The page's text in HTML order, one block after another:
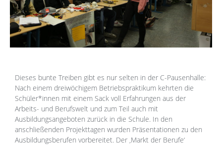
Dieses bunte Treiben gibt es nur selten in der C-Pausenhalle:
Nach einem dreiwöchigem Betriebspraktikum kehrten die
Schüler*innen mit einem Sack voll Erfahrungen aus der
Arbeits- und Berufswelt und zum Teil auch mit
Ausbildungsangeboten zurück in die Schule. In den
anschließenden Projekttagen wurden Präsentationen zu den
Ausbildungsberufen vorbereitet. Der ‚Markt der Berufe‘